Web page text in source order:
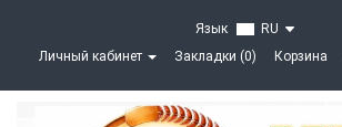
Язык
RU
Личный кабинет
Закладки (0) Корзина